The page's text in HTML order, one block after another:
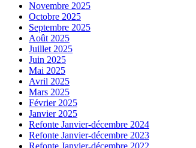
Novembre 2025
Octobre 2025
Septembre 2025
Août 2025
Juillet 2025
Juin 2025
Mai 2025
Avril 2025
Mars 2025
Février 2025
Janvier 2025
Refonte Janvier-décembre 2024
Refonte Janvier-décembre 2023
Refonte Janvier-décembre 2022